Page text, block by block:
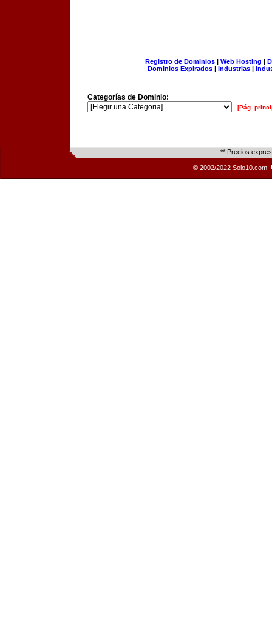
Registro de Dominios| Web Hosting |
Dominios Expirados | Industrias |
Categorías de Dominio:
[Pág.
** Precios
© 2002/2022 Solo10.com